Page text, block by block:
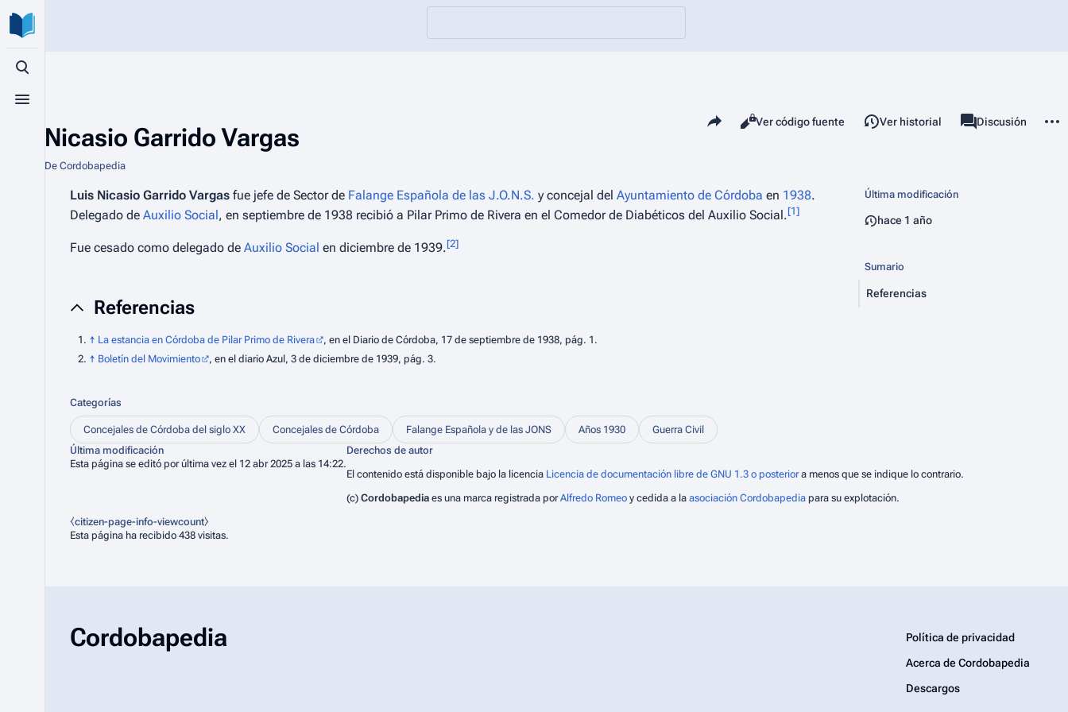
Búsqueda alternativa
Menú alternativo
Nicasio Garrido Vargas
De Cordobapedia
Comparte esta página
Vistas
Leer
Ver código fuente Ver historial associated-pages
Página
Discusión
Luis Nicasio Garrido Vargas fue jefe de Sector de Falange Española de las J.O.N.S. y concejal del Ayuntamiento de Córdoba en 1938.
Delegado de Auxilio Social, en septiembre de 1938 recibió a Pilar Primo de Rivera en el Comedor de Diabéticos del Auxilio Social.[1]
Fue cesado como delegado de Auxilio Social en diciembre de 1939.[2]
Referencias
↑ La estancia en Córdoba de Pilar Primo de Rivera , en el Diario de Córdoba, 17 de septiembre de 1938, pág. 1.
↑ Boletín del Movimiento , en el diarioAzul, 3 de diciembre de 1939, pág. 3.
Última modificación
hace 1 año
Sumario
Referencias
Categorías
Concejales de Córdoba del siglo XX Concejales de Córdoba Falange Española y de las JONS Años 1930
Guerra Civil
Última modificación
Esta página se editó por última vez el 12 abr 2025 a las 14:22.
Derechos de autor
El contenido está disponible bajo la licencia Licencia de documentación libre de GNU 1.3 o posteriora menos que se indique lo contrario.
(c) Cordobapedia es una marca registrada porAlfredo Romeo y cedida a la asociación Cordobapedia para su explotación.
⧼citizen-page-info-viewcount⧽
Esta página ha recibido 438 visitas.
Cordobapedia
Política de privacidad
Acerca de Cordobapedia
Descargos